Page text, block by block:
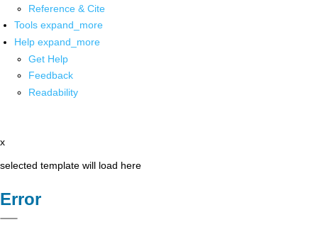
Reference & Cite
Tools expand_more
Help expand_more
Get Help
Feedback
Readability
x
selected template will load here
Error